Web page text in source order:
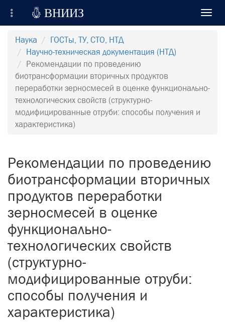
Всероссийский Научно-Исследовательский
Институт Зерна и продуктов его переработки
Регистрация
Вход на сайт
Отправить сообщение
 ВНИИЗ
Наука
ГОСТы, ТУ, СТО, НТД
Научно-техническая документация (НТД)
Рекомендации по проведению
биотрансформации вторичных продуктов
переработки зерносмесей в оценке функционально-
технологических свойств (структурно-
модифицированные отруби: способы получения и
характеристика)
Рекомендации по проведению
биотрансформации вторичных
продуктов переработки
зерносмесей в оценке
функционально-
технологических свойств
(структурно-
модифицированные отруби:
способы получения и
характеристика)